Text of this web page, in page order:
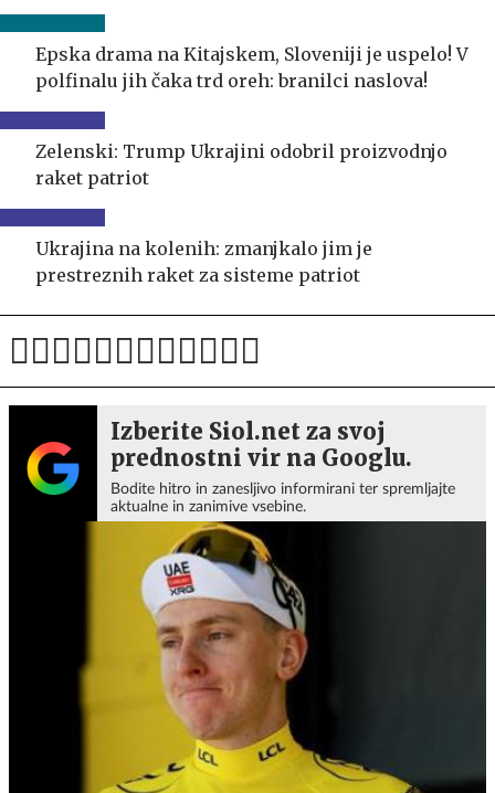
Epska drama na Kitajskem, Sloveniji je uspelo! V
polfinalu jih čaka trd oreh: branilci naslova!
Zelenski: Trump Ukrajini odobril proizvodnjo
raket patriot
Ukrajina na kolenih: zmanjkalo jim je
prestreznih raket za sisteme patriot
Izberite Siol.net za svoj
prednostni vir na Googlu.
Bodite hitro in zanesljivo informirani ter spremljajte
aktualne in zanimive vsebine.